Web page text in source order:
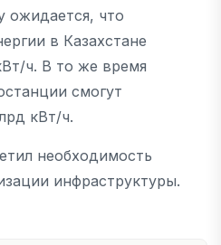
ожидается, что
в Казахстане
ч. В то же время
смогут
кВт/ч.
необходимость
инфраструктуры.